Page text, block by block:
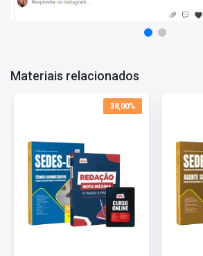
- 2 produtos atualizados;
Inscrições: De 09/06/2026 a 13/07/2026
Taxa de Inscrição: R$ 113,00
Prova: 06/09/2026
Materiais relacionados
38,00%